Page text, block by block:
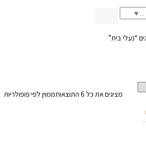
“נעלי בית”
מציגים את כל ⁦6⁩ התוצאות ממוין לפי פופולריות